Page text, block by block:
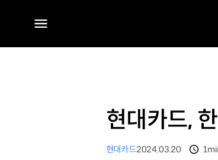
전체
현대카드,
현대카드2024.03.20